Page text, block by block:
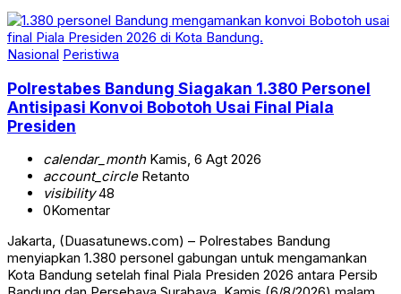
Nasional Peristiwa
Polrestabes Bandung Siagakan 1.380 Personel
Antisipasi Konvoi Bobotoh Usai Final Piala
Presiden
calendar_monthKamis, 6 Agt 2026
account_circleRetanto
visibility48
0Komentar
Jakarta, (Duasatunews.com) – Polrestabes Bandung
menyiapkan 1.380 personel gabungan untuk mengamankan
Kota Bandung setelah final Piala Presiden 2026 antara Persib